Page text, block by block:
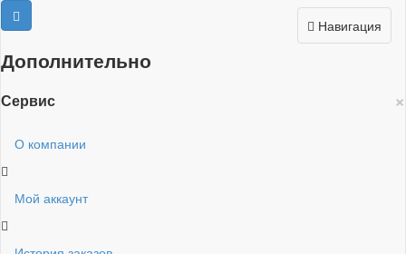
Навигация
Дополнительно
×
Сервис
О компании
Мой аккаунт